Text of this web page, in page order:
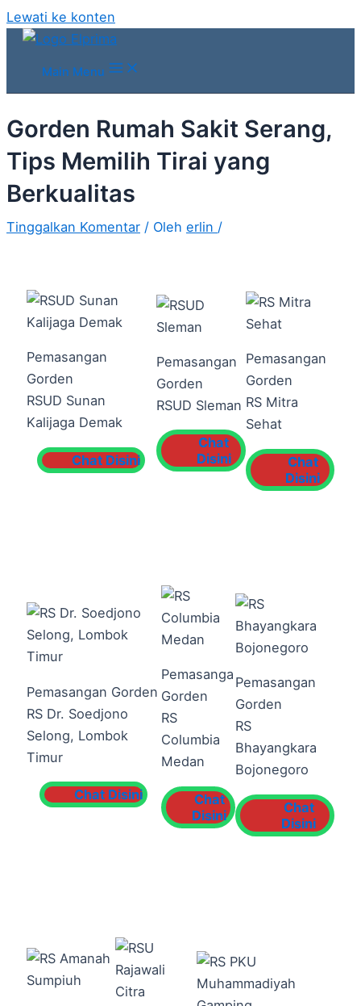
Lewati ke konten
Main Menu
Gorden Rumah Sakit Serang,
Tips Memilih Tirai yang
Berkualitas
Tinggalkan Komentar / Oleh erlin /
Pemasangan
Gorden
RSUD Sunan
Kalijaga Demak
Chat Disini
Pemasangan
Gorden
RSUD Sleman
Chat
Disini
Pemasangan
Gorden
RS Mitra
Sehat
Chat
Disini
Pemasangan Gorden
RS Dr. Soedjono
Selong, Lombok
Timur
Chat Disini
Pemasanga
Gorden
RS
Columbia
Medan
Chat
Disini
Pemasangan
Gorden
RS
Bhayangkara
Bojonegoro
Chat
Disini